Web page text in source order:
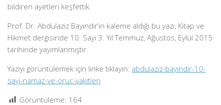
bildiren ayetleri keşfettik.
Prof. Dr. Abdülaziz Bayındır’ın kaleme aldığı bu yazı, Kitap ve
Hikmet dergisinde 10. Sayı 3. Yıl Temmuz, Ağustos, Eylül 2015
tarihinde yayımlanmıştır.
Yazıyı görüntülemek için linke tıklayın: abdulaziz-bayindir-10-
sayi-namaz-ve-oruc-vakitleri
Görüntüleme: 164